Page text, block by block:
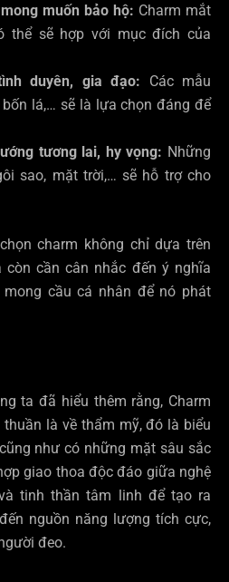
muốn bảo hộ: Charm mắt
thể sẽ hợp với mục đích của
duyên, gia đạo: Các mẫu
lá,… sẽ là lựa chọn đáng để
tương lai, hy vọng: Những
sao, mặt trời,… sẽ hỗ trợ cho
charm không chỉ dựa trên
còn cần cân nhắc đến ý nghĩa
cầu cá nhân để nó phát
ta đã hiểu thêm rằng, Charm
là về thẩm mỹ, đó là biểu
như có những mặt sâu sắc
giao thoa độc đáo giữa nghệ
tinh thần tâm linh để tạo ra
nguồn năng lượng tích cực,
đeo.